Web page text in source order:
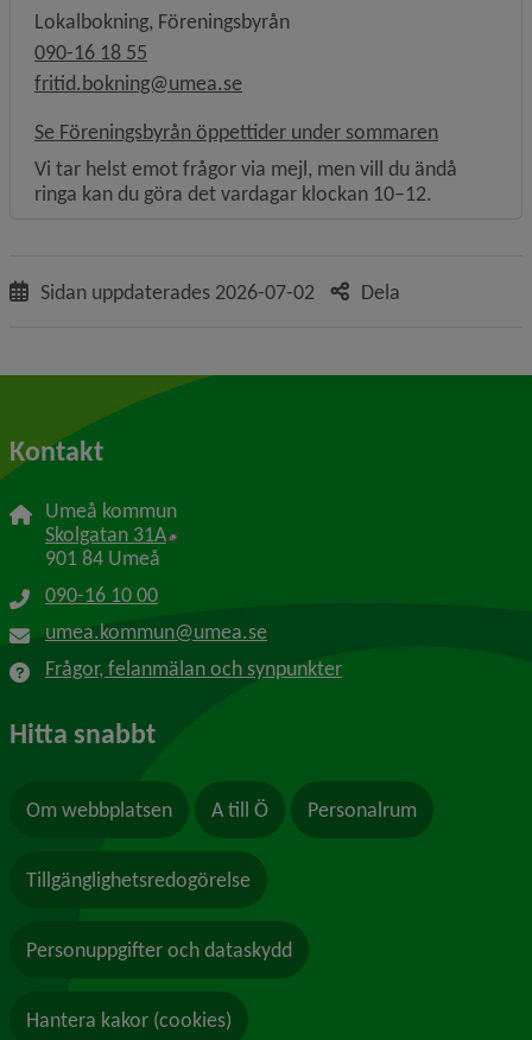
Lokalbokning, Föreningsbyrån
090-16 18 55
fritid.bokning@umea.se
Se Föreningsbyrån öppettider under sommaren
Vi tar helst emot frågor via mejl, men vill du ändå
ringa kan du göra det vardagar klockan 10–12.
Sidan uppdaterades 2026-07-02 Dela
Kontakt
Umeå kommun
Skolgatan 31A Länk till annan webbplats, öppnas i nytt
901 84 Umeå
090-16 10 00
umea.kommun@umea.se
Frågor, felanmälan och synpunkter
Hitta snabbt
Om webbplatsen A till Ö Personalrum
Tillgänglighetsredogörelse
Personuppgifter och dataskydd
Hantera kakor (cookies)